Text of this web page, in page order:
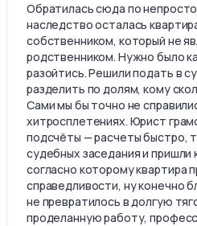
Обратилась сюда по
наследство осталась
собственником, который не
родственником. Нужно было
разойтись. Решили подать в
разделить по долям, кому
Сами мы бы точно не
хитросплетениях. Юрист
подсчёты — расчеты быстро,
судебных заседания и
согласно которому квартира
справедливости, ну конечно
не превратилось в долгую
проделанную работу,